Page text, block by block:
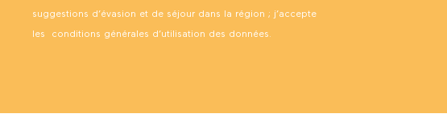
suggestions d’évasion et de séjour dans la région ; j’accepte
les conditions générales d’utilisation des données.